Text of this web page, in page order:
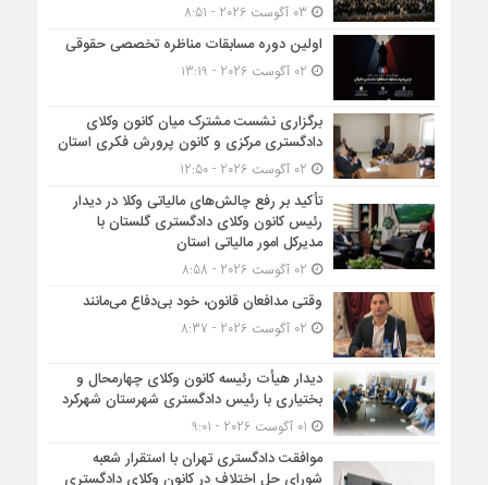
اولین دوره مسابقات مناظره تخصصی حقوقی
برگزاری نشست مشترک میان کانون وکلای
دادگستری مرکزی و کانون پرورش فکری استان
تأکید بر رفع چالش‌های مالیاتی وکلا در دیدار
رئیس کانون وکلای دادگستری گلستان با
مدیرکل امور مالیاتی استان
وقتی مدافعان قانون، خود بی‌دفاع می‌مانند
دیدار هیأت رئیسه کانون وکلای چهارمحال و
بختیاری با رئیس دادگستری شهرستان شهرکرد
موافقت دادگستری تهران با استقرار شعبه
شورای حل اختلاف در کانون وکلای دادگستری